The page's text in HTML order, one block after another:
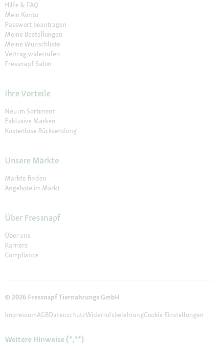
Hilfe & FAQ
Mein Konto
Passwort beantragen
Meine Bestellungen
Meine Wunschliste
Vertrag widerrufen
Fressnapf Salon
Ihre Vorteile
Neu im Sortiment
Exklusive Marken
Kostenlose Rücksendung
Unsere Märkte
Märkte finden
Angebote im Markt
Über Fressnapf
Über uns
Karriere
Compliance
© 2026 Fressnapf Tiernahrungs GmbH
ImpressumAGBDatenschutzWiderrufsbelehrungCookie Einstellungen
Weitere Hinweise (*,**)